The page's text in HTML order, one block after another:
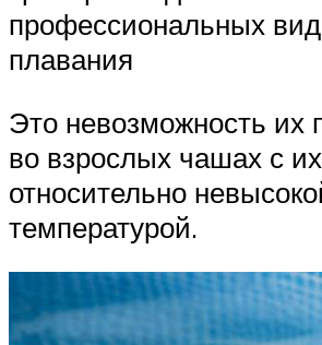
профессиональных
плавания
Это невозможность их
во взрослых чашах с их
относительно
температурой.